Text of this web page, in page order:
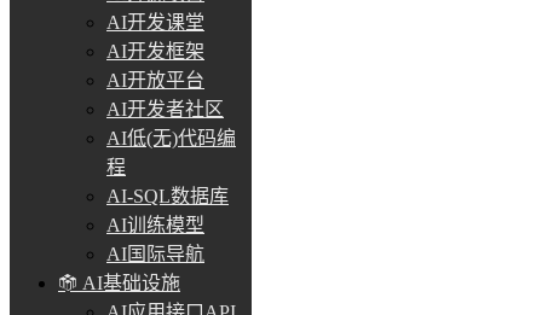
AI开发课堂
AI开发框架
AI开放平台
AI开发者社区
AI低(无)代码编
程
AI-SQL数据库
AI训练模型
AI国际导航
AI基础设施